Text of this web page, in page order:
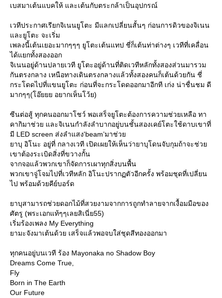
เบสมาเต้นแบคให้ และเต้นกับตระกล้าเป็นอุปกรณ์
เวทีประกาศเรียกจิเนนยูโตะ มีแลกเปลี่ยนสั้นๆ ก่อนการดิวของจิเนน
ละยูโตะ จะเริ่ม
เพลงนี้เต้นเยอะมากๆๆๆ ยูโตะเต้นแทป ชี่ก็เต้นท่าต่างๆ เวทีที่เคลื่อน
ได้แยกทั้งสองออก
จิเนนอยู่ด้านปลายเวที ยูโตะอยู่ด้านที่ติดเวทีหลักทั้งสองส่วนมารวม
กันตรงกลาง เหนือทางเดินตรงกลางแล้วทั้งสองคนก็เต้นด้วยกัน ชี่
กระโดดไปที่แขนยูโตะ ก่อนที่จะกระโดดออกมาอีกที เก่ง น่าชื่นชม ดี
มากๆๆ(โอ๊ยยย อยากเห็นโว้ย)
ซีนต่อสู้ ทุกคนออกมาโชว์ พอเสร็จยูโตะต้องการความช่วยเหลือ ทา
คากิมาช่วย และจิเนนกำลังลำบากอยู่บนชั้นสองเคย์โตะใช้ดาบเขาที่
มี LED screen ส่งลำแสง'beam’มาช่ว
าบุ อิโนะ อยู่ที่ กลางเวที เปิดเผยให้เห็นว่ายาบุโดนจับกุมถ้าจะช่ว
เขาต้องระเบิดสิ่งที่ขวางกั้น
จากจอแล้วพวกเขาก็จัดการเผาทุกสิ่งบนพื้น
พวกเขาจู่โจมไปที่เวทีหลัก อิโนะปรากฏตัวอีกครั้ง พร้อมชุดที่เปลี่ยน
ไป พร้อมด้วยคีย์บอร์ด
าบุสามารถช่วยดอกไม้ที่สวยงามจากการถูกทำลายจากเงื้อมมือของ
ศัตรู (พระเอกแท้ๆๆเลยสิเนี่ย55)
เริ่มร้องเพลง My Everything
ามะจังมาเต้นด้วย เสร็จแล้วพอจบใส่ชุดสีทองออกมา
ทุกคนอยู่บนเวที ร้อง Mayonaka no Shadow Boy
Dreams Come True,
Fly
Born in The Earth
Our Future